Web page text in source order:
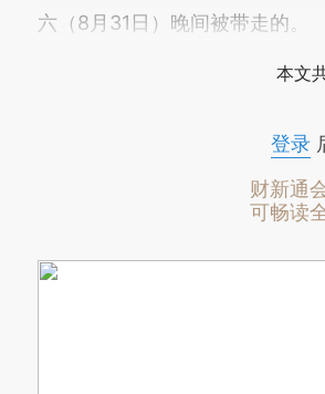
六（8月31日）晚间被带走的。
本文
登录
财新通
可畅读